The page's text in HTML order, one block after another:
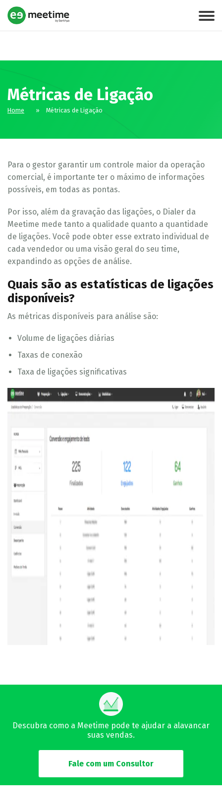
Métricas de Ligação
Home » Métricas de Ligação
Para o gestor garantir um controle maior da operação
comercial, é importante ter o máximo de informações
possíveis, em todas as pontas.
Por isso, além da gravação das ligações, o Dialer da
Meetime mede tanto a qualidade quanto a quantidade
de ligações. Você pode obter esse extrato individual de
cada vendedor ou uma visão geral do seu time,
expandindo as opções de análise.
Quais são as estatísticas de ligações
disponíveis?
As métricas disponíveis para análise são:
Volume de ligações diárias
Taxas de conexão
Taxa de ligações significativas
Descubra como a Meetime pode te ajudar a alavancar
suas vendas.
Fale com um Consultor